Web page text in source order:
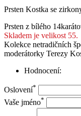
Prsten Kostka se
Prsten z bílého
Skladem je velikost 55.
Kolekce netradičních
moderátorky Terezy
Hodnocení:
Oslovení*
Vaše jméno*